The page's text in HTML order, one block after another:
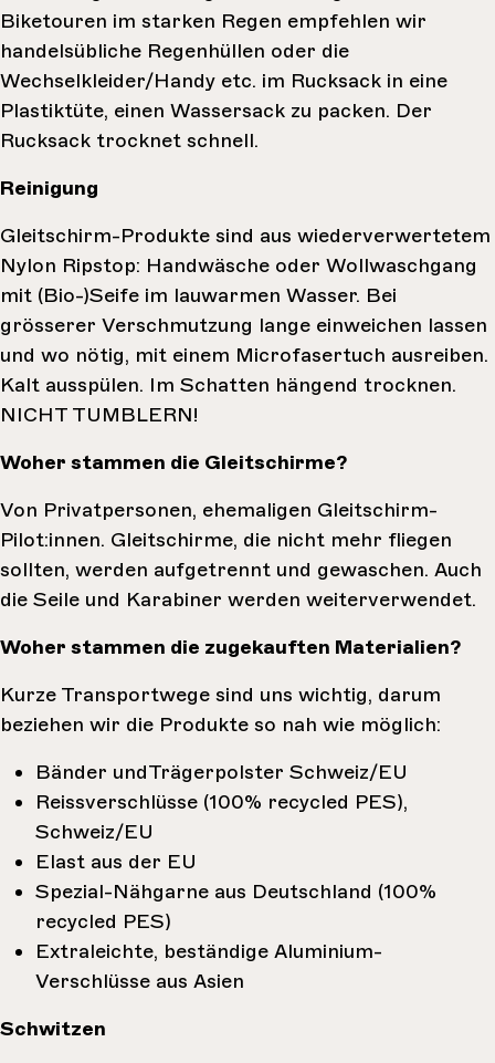
Biketouren im starken Regen empfehlen wir
handelsübliche Regenhüllen oder die
Wechselkleider/Handy etc. im Rucksack in eine
Plastiktüte, einen Wassersack zu packen. Der
Rucksack trocknet schnell.
Reinigung
Gleitschirm-Produkte sind aus wiederverwertetem
Nylon Ripstop: Handwäsche oder Wollwaschgang
mit (Bio-)Seife im lauwarmen Wasser. Bei
grösserer Verschmutzung lange einweichen lassen
und wo nötig, mit einem Microfasertuch ausreiben.
Kalt ausspülen. Im Schatten hängend trocknen.
NICHT TUMBLERN!
Woher stammen die Gleitschirme?
Von Privatpersonen, ehemaligen Gleitschirm-
Pilot:innen. Gleitschirme, die nicht mehr ﬂiegen
sollten, werden aufgetrennt und gewaschen. Auch
die Seile und Karabiner werden weiterverwendet.
Woher stammen die zugekauften Materialien?
Kurze Transportwege sind uns wichtig, darum
beziehen wir die Produkte so nah wie möglich:
Bänder undTrägerpolster Schweiz/EU
Reissverschlüsse (100% recycled PES),
Schweiz/EU
Elast aus der EU
Spezial-Nähgarne aus Deutschland (100%
recycled PES)
Extraleichte, beständige Aluminium-
Verschlüsse aus Asien
Schwitzen